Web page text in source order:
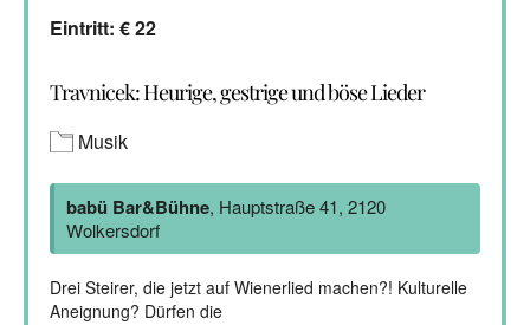
Eintritt: € 22
Travnicek: Heurige, gestrige und böse Lieder
Musik
babü Bar&Bühne, Hauptstraße 41, 2120
Wolkersdorf
Drei Steirer, die jetzt auf Wienerlied machen?! Kulturelle
Aneignung? Dürfen die